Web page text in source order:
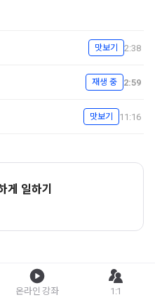
맛보기 2:38
재생 중 2:59
맛보기 11:16
게 일하기
온라인 강좌 1:1